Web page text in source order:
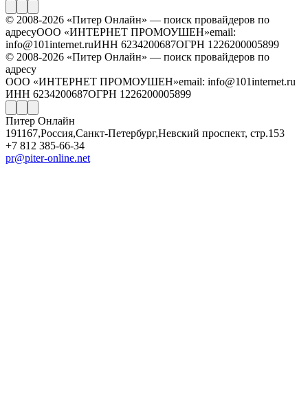
© 2008-2026 «Питер Онлайн» — поиск провайдеров по
адресуООО «ИНТЕРНЕТ ПРОМОУШЕН»email:
info@101internet.ruИНН 6234200687ОГРН 1226200005899
© 2008-2026 «Питер Онлайн» — поиск провайдеров по
адресу
ООО «ИНТЕРНЕТ ПРОМОУШЕН»email: info@101internet.ru
ИНН 6234200687ОГРН 1226200005899
Питер Онлайн
191167,Россия,Санкт-Петербург,Невский проспект, стр.153
+7 812 385-66-34
pr@piter-online.net